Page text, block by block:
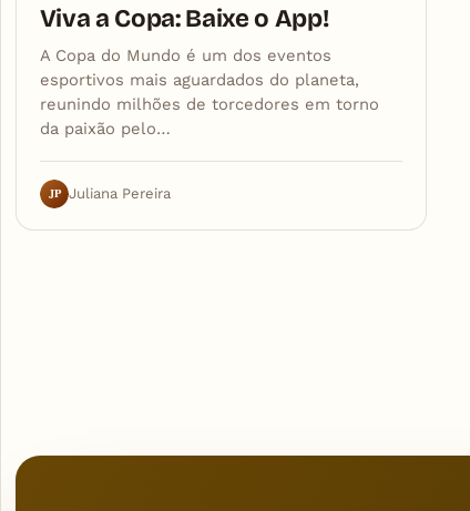
Viva a Copa: Baixe o App!
A Copa do Mundo é um dos eventos
esportivos mais aguardados do planeta,
reunindo milhões de torcedores em torno
da paixão pelo…
JP Juliana Pereira